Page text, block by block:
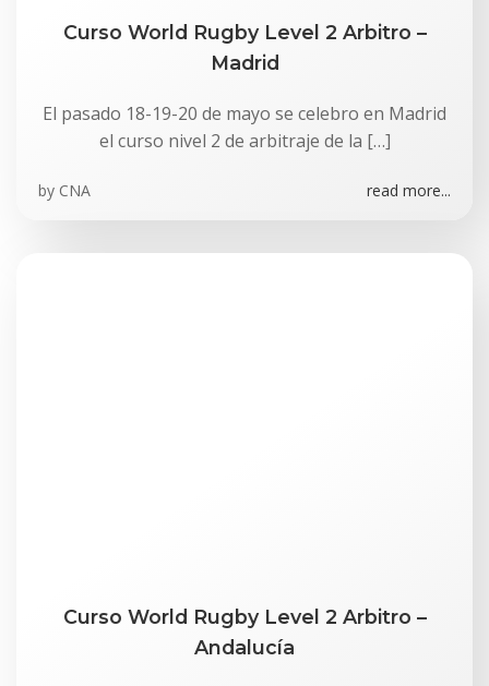
Curso World Rugby Level 2 Arbitro –
Madrid
El pasado 18-19-20 de mayo se celebro en Madrid
el curso nivel 2 de arbitraje de la […]
by CNA read more...
Curso World Rugby Level 2 Arbitro –
Andalucía